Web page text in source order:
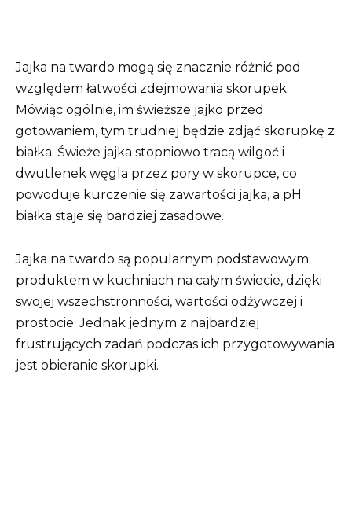
Jajka na twardo mogą się znacznie różnić pod
względem łatwości zdejmowania skorupek.
Mówiąc ogólnie, im świeższe jajko przed
gotowaniem, tym trudniej będzie zdjąć skorupkę z
białka. Świeże jajka stopniowo tracą wilgoć i
dwutlenek węgla przez pory w skorupce, co
powoduje kurczenie się zawartości jajka, a pH
białka staje się bardziej zasadowe.
Jajka na twardo są popularnym podstawowym
produktem w kuchniach na całym świecie, dzięki
swojej wszechstronności, wartości odżywczej i
prostocie. Jednak jednym z najbardziej
frustrujących zadań podczas ich przygotowywania
jest obieranie skorupki.